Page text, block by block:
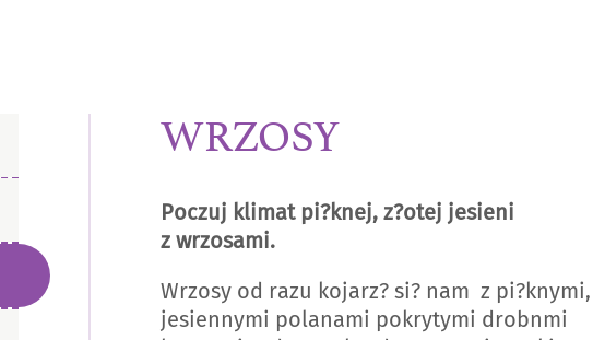
WRZOSY
Poczuj klimat pi?knej, z?otej jesieni
z wrzosami.
Wrzosy od razu kojarz? si? nam z pi?knymi,
jesiennymi polanami pokrytymi drobnmi